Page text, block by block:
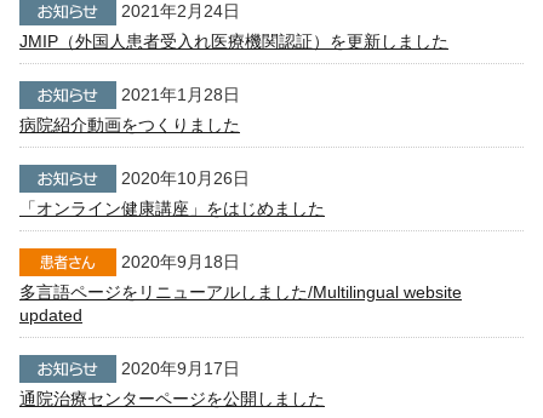
2021年2月24日
JMIP（外国人患者受入れ医療機関認証）を更新しました
2021年1月28日
病院紹介動画をつくりました
2020年10月26日
「オンライン健康講座」をはじめました
2020年9月18日
多言語ページをリニューアルしました/Multilingual website
updated
2020年9月17日
通院治療センターページを公開しました